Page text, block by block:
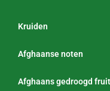
Kruiden
Afghaanse noten
Afghaans gedroogd fruit